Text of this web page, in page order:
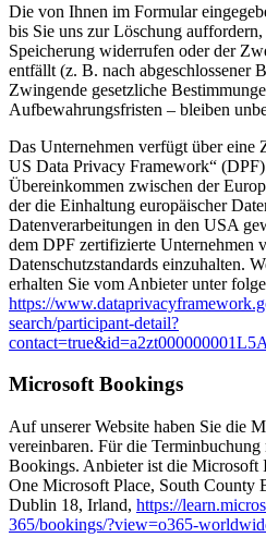
Die von Ihnen im Formular
bis Sie uns zur Löschung
Speicherung widerrufen oder der
entfällt (z. B. nach abgeschlossener
Zwingende gesetzliche
Aufbewahrungsfristen – bleiben
Das Unternehmen verfügt über eine
US Data Privacy Framework“
Übereinkommen zwischen der
der die Einhaltung europäischer
Datenverarbeitungen in den USA
dem DPF zertifizierte Unternehmen
Datenschutzstandards einzuhalten.
erhalten Sie vom Anbieter unter
https://
search/participant-detail?
Microsoft Bookings
Auf unserer Website haben Sie die
vereinbaren. Für die
Bookings. Anbieter ist die Microsoft
One Microsoft Place, South County
Dublin 18, Irland, https://
365/bookings/?view=o365-